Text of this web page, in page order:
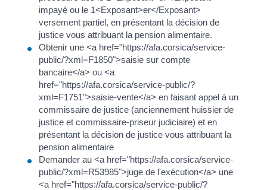
impayé ou le 1<Exposant>er</Exposant>
versement partiel, en présentant la décision de
justice vous attribuant la pension alimentaire.
Obtenir une <a href="https://afa.corsica/service-
public/?xml=F1850">saisie sur compte
bancaire</a> ou <a
href="https://afa.corsica/service-public/?
xml=F1751">saisie-vente</a> en faisant appel à un
commissaire de justice (anciennement huissier de
justice et commissaire-priseur judiciaire) et en
présentant la décision de justice vous attribuant la
pension alimentaire
Demander au <a href="https://afa.corsica/service-
public/?xml=R53985">juge de l'exécution</a> une
<a href="https://afa.corsica/service-public/?